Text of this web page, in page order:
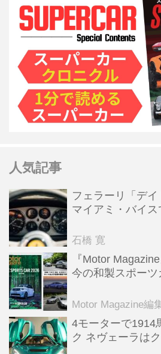
人気記事
フェラーリ「デ
マイアミ・バイ
石橋 寛
『Motor
今の和製スポー
Motor Magazine編
4モーターで1914
ク ネヴェーラは